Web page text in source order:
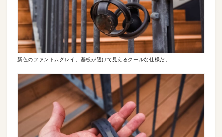
新色のファントムグレイ。基板が透けて見えるクールな仕様だ。